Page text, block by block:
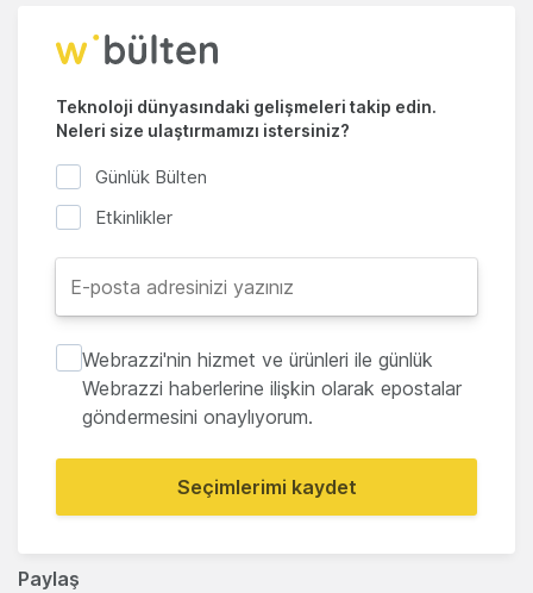
Paylaş
Teknoloji dünyasındaki gelişmeleri takip edin.
Neleri size ulaştırmamızı istersiniz?
Günlük Bülten
Etkinlikler
Webrazzi'nin hizmet ve ürünleri ile günlük
Webrazzi haberlerine ilişkin olarak epostalar
göndermesini onaylıyorum.
Seçimlerimi kaydet